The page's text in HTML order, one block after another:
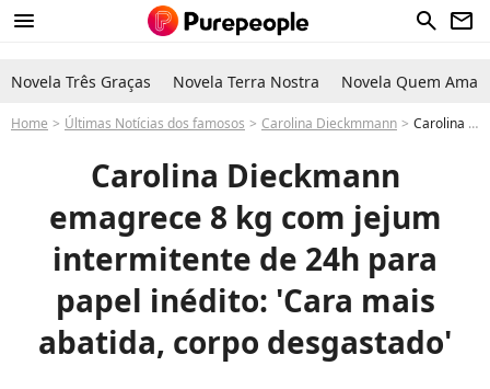
menu search newsletter
Novela Três Graças Novela Terra Nostra Novela Quem Ama
Home Últimas Notícias dos famosos Carolina Dieckmmann Carolina Dieckmann perde 8 kg com jejum intermitente de 24h: 'Cara mais abatida, corpo desgastado'
Carolina Dieckmann
emagrece 8 kg com jejum
intermitente de 24h para
papel inédito: 'Cara mais
abatida, corpo desgastado'